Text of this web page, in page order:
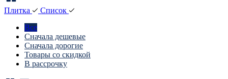
Плитка
Список
Все
Сначала дешевые
Сначала дорогие
Товары со скидкой
В рассрочку